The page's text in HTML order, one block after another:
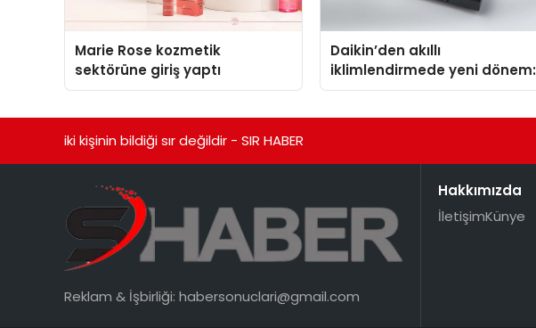
Marie Rose kozmetik
sektörüne giriş yaptı
Daikin’den akıllı
iklimlendirmede yeni dönem:
Madoka Plus Türkiye’de
iki kişinin bildiği sır değildir - SIR HABER
Reklam & İşbirliği: habersonuclari@gmail.com
Hakkımızda
İletişimKünye